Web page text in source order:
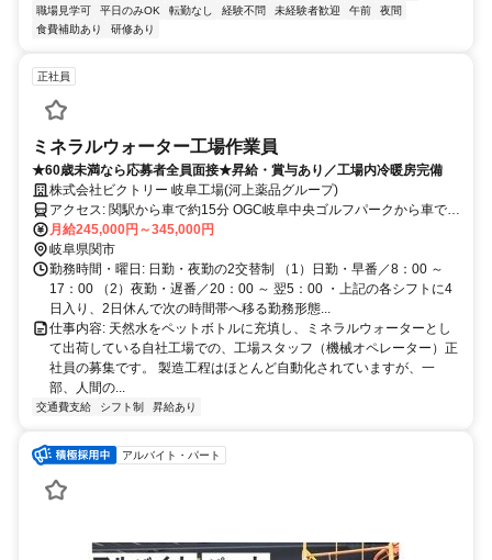
職場見学可
平日のみOK 転勤なし 経験不問 未経験者歓迎 午前
夜間
食費補助あり
研修あり
正社員
ミネラルウォーター工場作業員
★60歳未満なら応募者全員面接★昇給・賞与あり／工場内冷暖房完備
株式会社ビクトリー 岐阜工場(河上薬品グループ)
アクセス: 関駅から車で約15分 OGC岐阜中央ゴルフパークから車で6
分 岐阜県百年公園から車で9分 ◎車通勤可／無料駐車場完備
月給245,000円～345,000円
岐阜県関市
勤務時間・曜日: 日勤・夜勤の2交替制 （1）日勤・早番／8：00 ～
17：00 （2）夜勤・遅番／20：00 ～ 翌5：00 ・上記の各シフトに4
日入り、2日休んで次の時間帯へ移る勤務形態...
仕事内容: 天然水をペットボトルに充填し、ミネラルウォーターとし
て出荷している自社工場での、工場スタッフ（機械オペレーター）正
社員の募集です。 製造工程はほとんど自動化されていますが、一
部、人間の...
交通費支給 シフト制 昇給あり
アルバイト・パート